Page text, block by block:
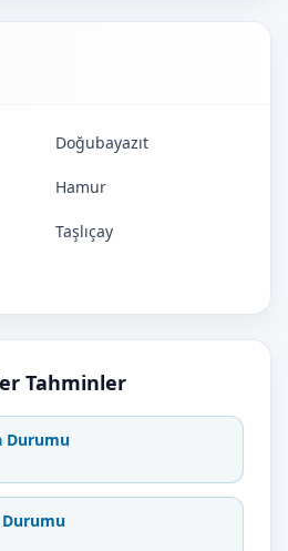
Doğubayazıt
Hamur
Taşlıçay
Tahminler
Durumu